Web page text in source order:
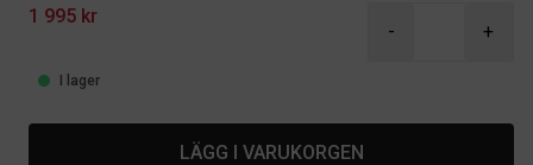
Product information
1 995 kr
- +
I lager
LÄGG I VARUKORGEN